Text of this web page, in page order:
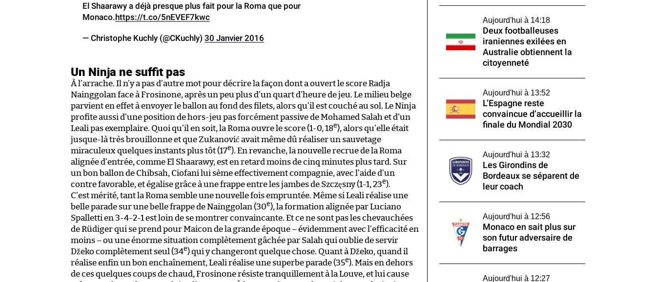
El Shaarawy a déjà presque plus fait pour la Roma que pour
Monaco.https://t.co/5nEVEF7kwc
— Christophe Kuchly (@CKuchly) 30 Janvier 2016
Un Ninja ne suffit pas
À l’arrache. Il n’y a pas d’autre mot pour décrire la façon dont a ouvert le score Radja
Nainggolan face à Frosinone, après un peu plus d’un quart d’heure de jeu. Le milieu belge
parvient en effet à envoyer le ballon au fond des filets, alors qu’il est couché au sol. Le Ninja
profite aussi d’une position de hors-jeu pas forcément passive de Mohamed Salah et d’un
Leali pas exemplaire. Quoi qu’il en soit, la Roma ouvre le score (1-0, 18e), alors qu’elle était
jusque-là très brouillonne et que Zukanović avait même dû réaliser un sauvetage
miraculeux quelques instants plus tôt (17e). En revanche, la nouvelle recrue de la Roma
alignée d’entrée, comme El Shaarawy, est en retard moins de cinq minutes plus tard. Sur
un bon ballon de Chibsah, Ciofani lui sème effectivement compagnie, avec l’aide d’un
contre favorable, et égalise grâce à une frappe entre les jambes de Szczęsny (1-1, 23e).
C’est mérité, tant la Roma semble une nouvelle fois empruntée. Même si Leali réalise une
belle parade sur une belle frappe de Nainggolan (30e), la formation alignée par Luciano
Spalletti en 3-4-2-1 est loin de se montrer convaincante. Et ce ne sont pas les chevauchées
de Rüdiger qui se prend pour Maicon de la grande époque – évidemment avec l’efficacité en
moins – ou une énorme situation complètement gâchée par Salah qui oublie de servir
Džeko complètement seul (34e) qui y changeront quelque chose. Quant à Džeko, quand il
réalise enfin un bon enchaînement, Leali réalise une superbe parade (35e). Mais en dehors
de ces quelques coups de chaud, Frosinone résiste tranquillement à la Louve, et lui cause
Aujourd'hui à 14:18
Deux footballeuses
iraniennes exilées en
Australie obtiennent la
citoyenneté
Aujourd'hui à 13:52
L’Espagne reste
convaincue d’accueillir la
finale du Mondial 2030
Aujourd'hui à 13:32
Les Girondins de
Bordeaux se séparent de
leur coach
Aujourd'hui à 12:56
Monaco en sait plus sur
son futur adversaire de
barrages
Aujourd'hui à 12:27